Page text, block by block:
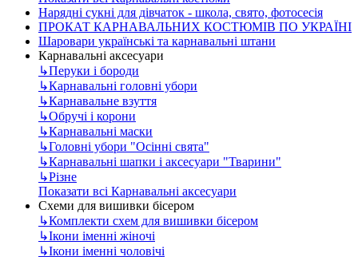
Нарядні сукні для дівчаток - школа, свято, фотосесія
ПРОКАТ КАРНАВАЛЬНИХ КОСТЮМІВ ПО УКРАЇНІ
Шаровари українські та карнавальні штани
Карнавальні аксесуари
↳Перуки і бороди
↳Карнавальні головні убори
↳Карнавальне взуття
↳Обручі і корони
↳Карнавальні маски
↳Головні убори "Осінні свята"
↳Карнавальні шапки і аксесуари "Тварини"
↳Різне
Показати всі Карнавальні аксесуари
Схеми для вишивки бісером
↳Комплекти схем для вишивки бісером
↳Ікони іменні жіночі
↳Ікони іменні чоловічі